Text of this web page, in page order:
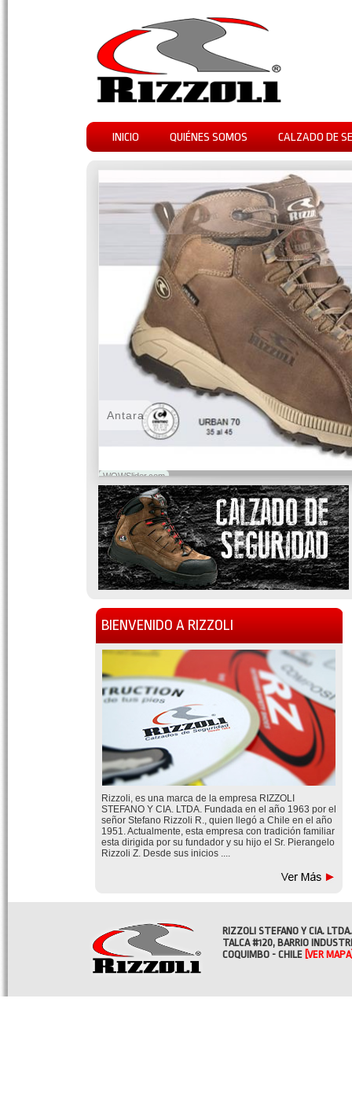
INICIO QUIÉNES SOMOS CALZADO DE
WOWSlider.com
Antara
BIENVENIDO A RIZZOLI
Rizzoli, es una marca de la empresa RIZZOLI
STEFANO Y CIA. LTDA. Fundada en el año 1963 por el
señor Stefano Rizzoli R., quien llegó a Chile en el año
1951. Actualmente, esta empresa con tradición familiar
esta dirigida por su fundador y su hijo el Sr. Pierangelo
Rizzoli Z. Desde sus inicios ....
RIZZOLI STEFANO Y CIA. LTDA.
TALCA #120, BARRIO
COQUIMBO - CHILE [VER